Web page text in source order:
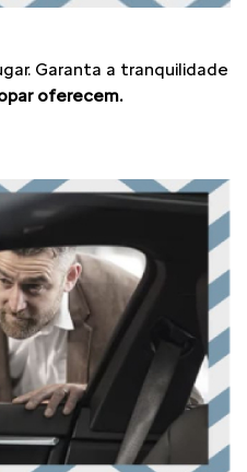
Garanta a tranquilidade
oferecem.